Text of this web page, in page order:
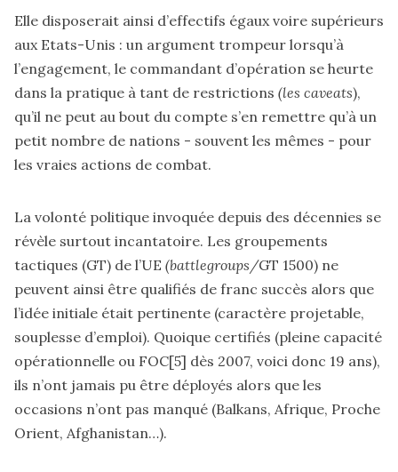
Elle disposerait ainsi d’effectifs égaux voire supérieurs
aux Etats-Unis : un argument trompeur lorsqu’à
l’engagement, le commandant d’opération se heurte
dans la pratique à tant de restrictions (les caveats),
qu’il ne peut au bout du compte s’en remettre qu’à un
petit nombre de nations - souvent les mêmes - pour
les vraies actions de combat.
La volonté politique invoquée depuis des décennies se
révèle surtout incantatoire. Les groupements
tactiques (GT) de l’UE (battlegroups/GT 1500) ne
peuvent ainsi être qualifiés de franc succès alors que
l’idée initiale était pertinente (caractère projetable,
souplesse d’emploi). Quoique certifiés (pleine capacité
opérationnelle ou FOC[5] dès 2007, voici donc 19 ans),
ils n’ont jamais pu être déployés alors que les
occasions n’ont pas manqué (Balkans, Afrique, Proche
Orient, Afghanistan…).